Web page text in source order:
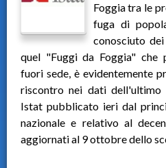
Foggia tra le
fuga di
conosciuto
quel "Fuggi da Foggia" che
fuori sede, è evidentemente
riscontro nei dati dell'ultimo
Istat pubblicato ieri dal
nazionale e relativo al
aggiornati al 9 ottobre dello